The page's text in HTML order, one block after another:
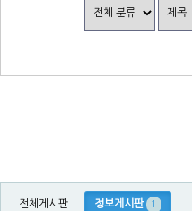
전체게시판 정보게시판 1